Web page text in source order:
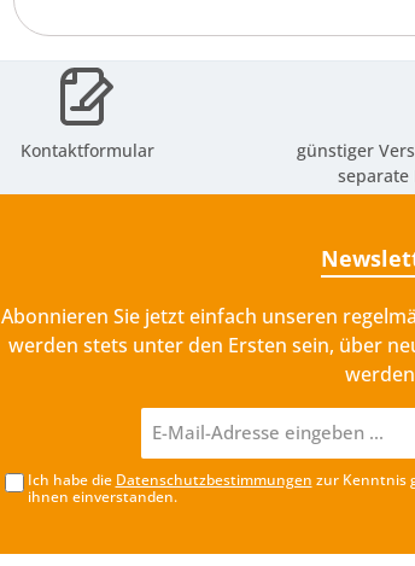
Kontaktformular günstiger
separate
Abonnieren Sie jetzt einfach unseren
werden stets unter den Ersten sein, über
Mail-
Adresse*
Ich habe die Datenschutzbestimmungen zur Kenntnis
ihnen einverstanden.